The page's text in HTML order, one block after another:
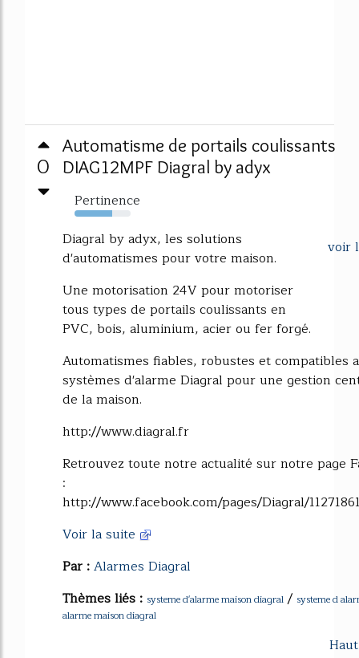
0
Automatisme de portails coulissants
DIAG12MPF Diagral by adyx
Pertinence
67%
voir
Diagral by adyx, les solutions
d'automatismes pour votre maison.
Une motorisation 24V pour motoriser
tous types de portails coulissants en
PVC, bois, aluminium, acier ou fer forgé.
Automatismes fiables, robustes et compatibles
systèmes d'alarme Diagral pour une gestion
de la maison.
http://www.diagral.fr
Retrouvez toute notre actualité sur notre page
:
http://www.facebook.com/pages/Diagral/
Voir la suite
Par :Alarmes Diagral
Thèmes liés : systeme d'alarme maison diagral / systeme d
alarme maison diagral